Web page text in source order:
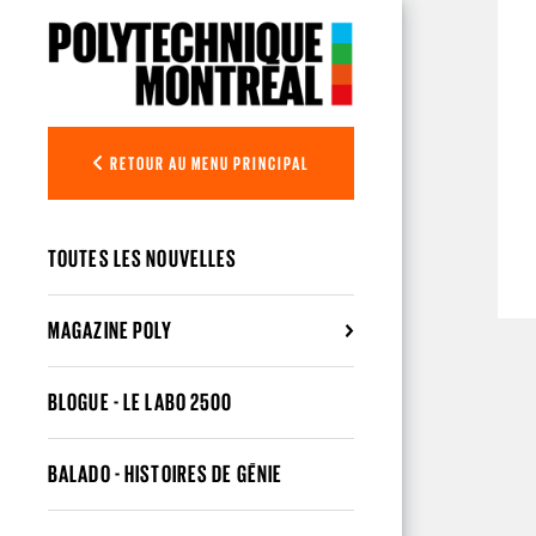
RETOUR AU MENU PRINCIPAL
TOUTES LES NOUVELLES
MAGAZINE POLY
BLOGUE - LE LABO 2500
BALADO - HISTOIRES DE GÉNIE